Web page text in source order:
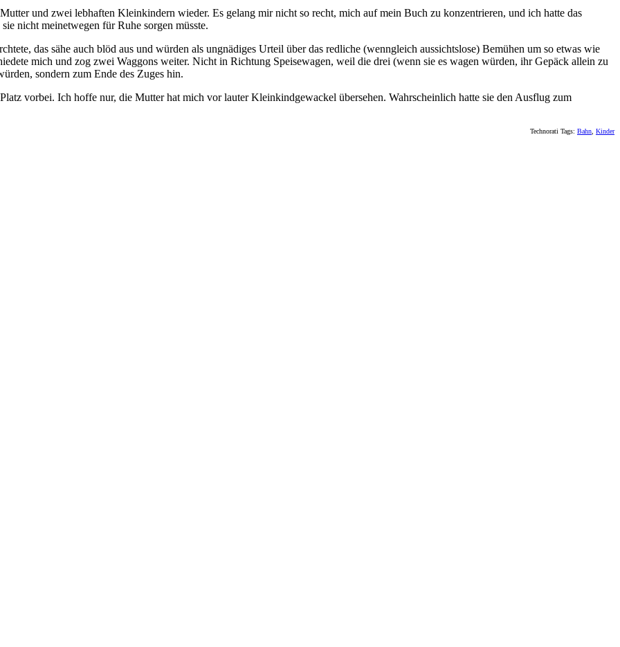
und zwei lebhaften Kleinkindern wieder. Es gelang mir nicht so recht, mich auf mein Buch zu konzentrieren, und ich hatte das
nicht meinetwegen für Ruhe sorgen müsste.
das sähe auch blöd aus und würden als ungnädiges Urteil über das redliche (wenngleich aussichtslose) Bemühen um so etwas wie
mich und zog zwei Waggons weiter. Nicht in Richtung Speisewagen, weil die drei (wenn sie es wagen würden, ihr Gepäck allein zu
sondern zum Ende des Zuges hin.
vorbei. Ich hoffe nur, die Mutter hat mich vor lauter Kleinkindgewackel übersehen. Wahrscheinlich hatte sie den Ausflug zum
Technorati Tags: Bahn Kinder